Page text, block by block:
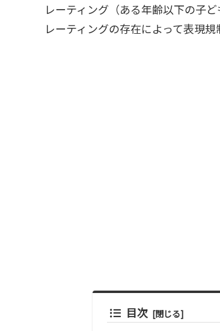
レーティング（ある年齢以下の子
レーティングの存在によって表現
目次